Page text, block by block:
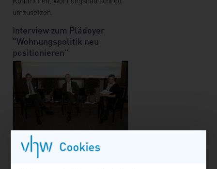
Cookies
umzusetzen.
Interview zum Plädoyer
"Wohnungspolitik neu
positionieren"